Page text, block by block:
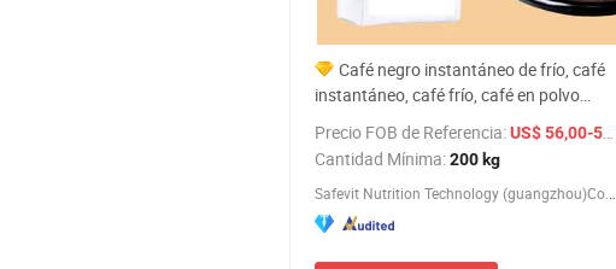
Café negro instantáneo de frío, café
instantáneo, café frío, café en polvo
Precio FOB de Referencia:US$ 56,00-59,00
Cantidad Mínima:200 kg